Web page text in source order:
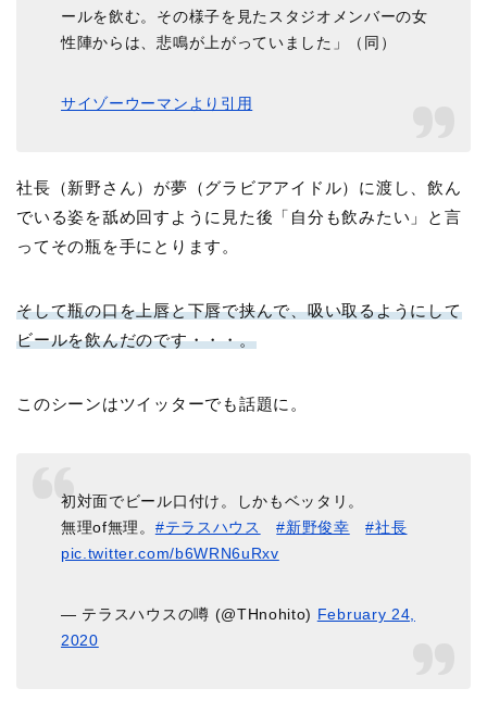
ールを飲む。その様子を見たスタジオメンバーの女
性陣からは、悲鳴が上がっていました」（同）
サイゾーウーマンより引用
社長（新野さん）が夢（グラビアアイドル）に渡し、飲ん
でいる姿を舐め回すように見た後「自分も飲みたい」と言
ってその瓶を手にとります。
そして瓶の口を上唇と下唇で挟んで、吸い取るようにして
ビールを飲んだのです・・・。
このシーンはツイッターでも話題に。
初対面でビール口付け。しかもベッタリ。
無理of無理。 #テラスハウス #新野俊幸
#社長
pic.twitter.com/b6WRN6uRxv
— テラスハウスの噂 (@THnohito) February 24,
2020